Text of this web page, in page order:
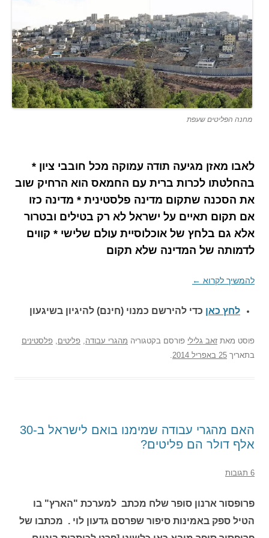
מחנה הפליטים שעפת
לאבו מאזן מגיעה תודה עמוקה מכל חובבי ציון *
בהחלטתו לכרות ברית עם החמאס הוא הרחיק שוב
את הסכנה שתקום מדינה פלסטינית * מדינה כזו
אם תקום תאיים על ישראל לא רק בטילים ובטרור
אלא גם בלחץ של אוכלוסיית עולם שלישי * קווים
לדמותה של המדינה שלא תקום
להמשיך לקרוא ←
לחץ כאן כדי להירשם כמנוי (חינם) להיגיון בשיגעון
פוסט מאת זאב גלילי פורסם בקטגוריה מהגרי עבודה, פליטים, פלסטינים
בתאריך 25 באפריל 2014 .
האם מהגרי עבודה שמימנו בואם לישראל ב-30
אלף דולר הם פליטים?
6 תגובות
פרופסור ארנון סופר שלח מכתב למערכת "הארץ" בו
הטיל ספק באמינות סיפור שפרסם גדעון לוי . מכתבו של